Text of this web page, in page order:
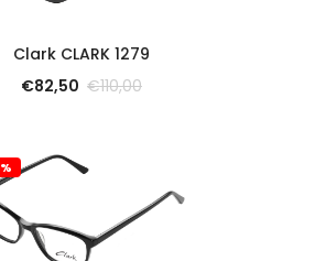
Clark CLARK 1279
€82,50 €110,00